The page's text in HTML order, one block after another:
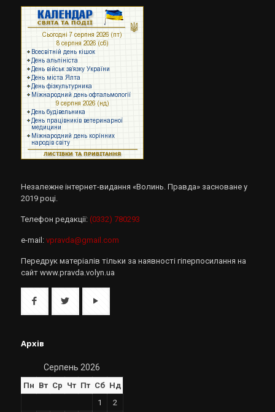
Незалежне інтернет-видання «Волинь. Правда» засноване у
2019 році.
Телефон редакції: (0332) 780293
e-mail: vpravda@gmail.com
Передрук матеріалів тільки за наявності гіперпосилання на
сайт www.pravda.volyn.ua
Архів
Серпень 2026
Пн Вт Ср Чт Пт Сб Нд
1
2